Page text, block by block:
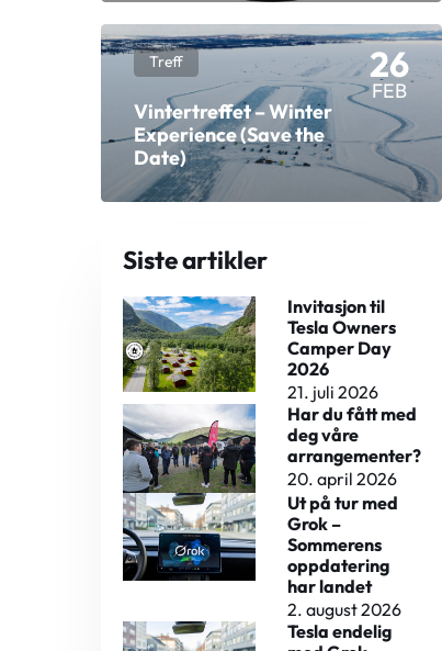
Treff 26
FEB
Vintertreffet – Winter
Experience (Save the
Date)
Siste artikler
Invitasjon til
Tesla Owners
Camper Day
2026
21. juli 2026
Har du fått med
deg våre
arrangementer?
20. april 2026
Ut på tur med
Grok –
Sommerens
oppdatering
har landet
2. august 2026
Tesla endelig